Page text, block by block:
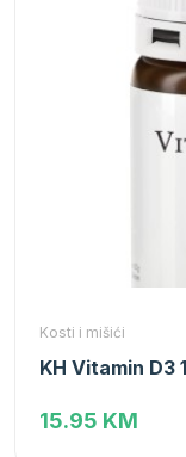
Kosti i mišići
KH Vitamin D3
15.95 KM